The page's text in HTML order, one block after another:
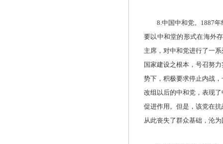
8.中国中和党。1887年
要以中和堂的形式在海外
主席，对中和党进行了一
国家建设之根本，号召努
势下，积极要求停止内战
改组以后的中和党，表现
促进作用。但是，该党在
从此丧失了群众基础，沦